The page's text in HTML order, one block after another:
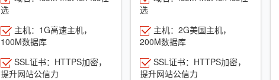
选
主机：1G高速主机，
100M数据库
SSL证书：HTTPS加密，
提升网站公信力
选
主机：2G美国主机，
200M数据库
SSL证书：HTTPS加密，
提升网站公信力